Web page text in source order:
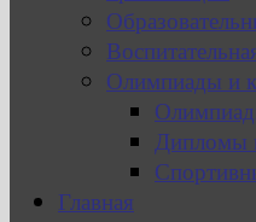
Олимпиады и
Дипломы
Главная